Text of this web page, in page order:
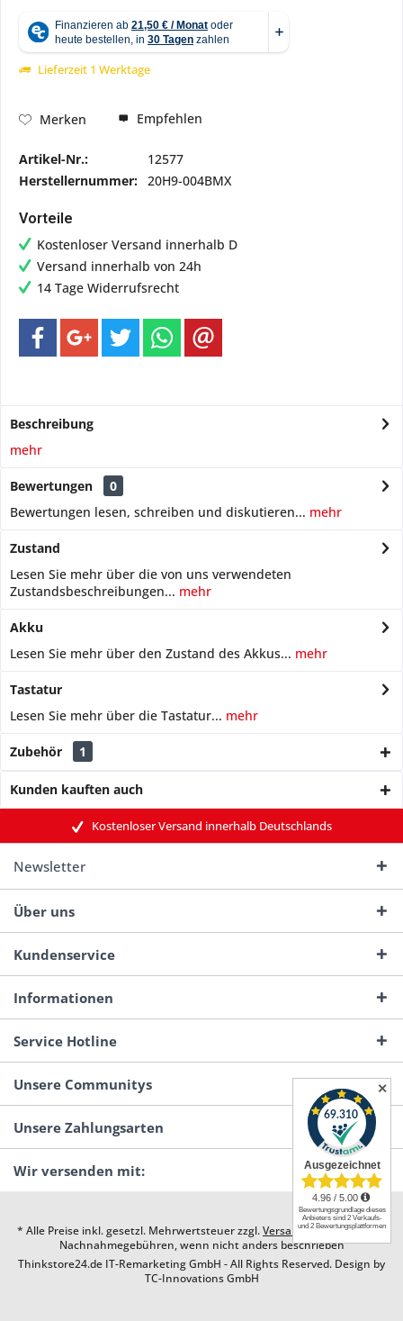
Lieferzeit 1 Werktage
Merken Empfehlen
Artikel-Nr.:
12577
Herstellernummer: 20H9-004BMX
Vorteile
Kostenloser Versand innerhalb D
Versand innerhalb von 24h
14 Tage Widerrufsrecht
Beschreibung
mehr
Bewertungen
0
Bewertungen lesen, schreiben und diskutieren... mehr
Zustand
Lesen Sie mehr über die von uns verwendeten
Zustandsbeschreibungen... mehr
Akku
Lesen Sie mehr über den Zustand des Akkus... mehr
Tastatur
Lesen Sie mehr über die Tastatur... mehr
Zubehör 1
Kunden kauften auch
Kostenloser Versand innerhalb Deutschlands
Newsletter
Über uns
Kundenservice
Informationen
Service Hotline
Unsere Communitys
Unsere Zahlungsarten
Wir versenden mit:
* Alle Preise inkl. gesetzl. Mehrwertsteuer zzgl.Versandkostenund ggf.
Nachnahmegebühren, wenn nicht anders beschrieben
Thinkstore24.de IT-Remarketing GmbH - All Rights Reserved. Design by
TC-Innovations GmbH
✕